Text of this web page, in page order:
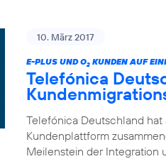
10. März 2017
E-PLUS UND O2 KUNDEN AUF
Telefónica
Telefónica Deutschland
Kundenplattform
Meilenstein der Integration